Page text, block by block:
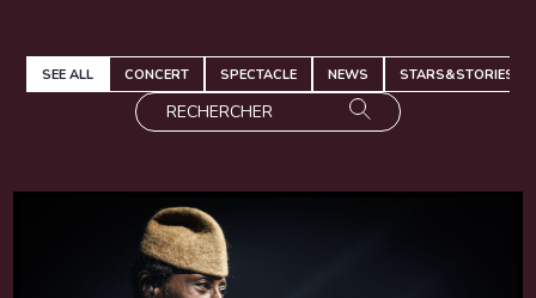
SEE ALL CONCERT SPECTACLE NEWS STARS&STORIES